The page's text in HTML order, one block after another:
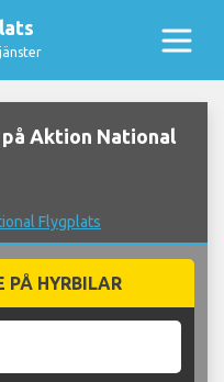
på Aktion National
Flygplats
PÅ HYRBILAR